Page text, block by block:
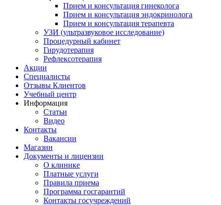
Прием и консультация гинеколога
Прием и консультация эндокринолога
Прием и консультация терапевта
УЗИ (ультразвуковое исследование)
Процедурный кабинет
Гирудотерапия
Рефлексотерапия
Акции
Специалисты
Отзывы Клиентов
Учебный центр
Информация
Статьи
Видео
Контакты
Вакансии
Магазин
Документы и лицензии
О клинике
Платные услуги
Правила приема
Программа госгарантий
Контакты госучреждений